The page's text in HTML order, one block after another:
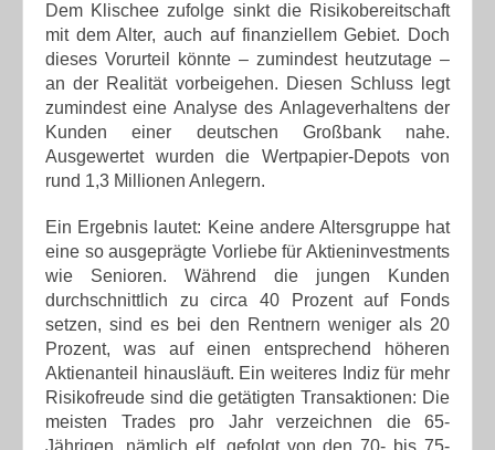
Dem Klischee zufolge sinkt die Risikobereitschaft
mit dem Alter, auch auf finanziellem Gebiet. Doch
dieses Vorurteil könnte – zumindest heutzutage –
an der Realität vorbeigehen. Diesen Schluss legt
zumindest eine Analyse des Anlageverhaltens der
Kunden einer deutschen Großbank nahe.
Ausgewertet wurden die Wertpapier-Depots von
rund 1,3 Millionen Anlegern.
Ein Ergebnis lautet: Keine andere Altersgruppe hat
eine so ausgeprägte Vorliebe für Aktieninvestments
wie Senioren. Während die jungen Kunden
durchschnittlich zu circa 40 Prozent auf Fonds
setzen, sind es bei den Rentnern weniger als 20
Prozent, was auf einen entsprechend höheren
Aktienanteil hinausläuft. Ein weiteres Indiz für mehr
Risikofreude sind die getätigten Transaktionen: Die
meisten Trades pro Jahr verzeichnen die 65-
Jährigen, nämlich elf, gefolgt von den 70- bis 75-